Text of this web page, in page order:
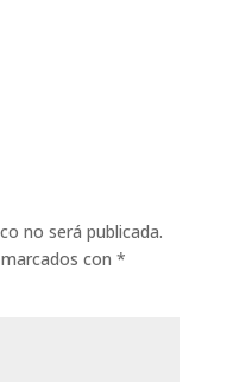
no será publicada.
con *